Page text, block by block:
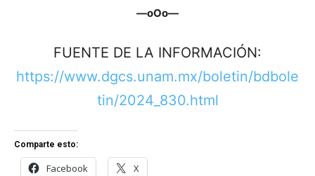
—oOo—
FUENTE DE LA INFORMACIÓN:
https://www.dgcs.unam.mx/boletin/bdbole
tin/2024_830.html
Comparte esto:
Facebook X